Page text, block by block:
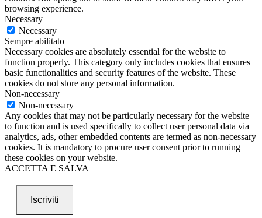
browsing experience.
Necessary
Necessary
Sempre abilitato
Necessary cookies are absolutely essential for the website to
function properly. This category only includes cookies that ensures
basic functionalities and security features of the website. These
cookies do not store any personal information.
Non-necessary
Non-necessary
Any cookies that may not be particularly necessary for the website
to function and is used specifically to collect user personal data via
analytics, ads, other embedded contents are termed as non-necessary
cookies. It is mandatory to procure user consent prior to running
these cookies on your website.
ACCETTA E SALVA
Iscriviti